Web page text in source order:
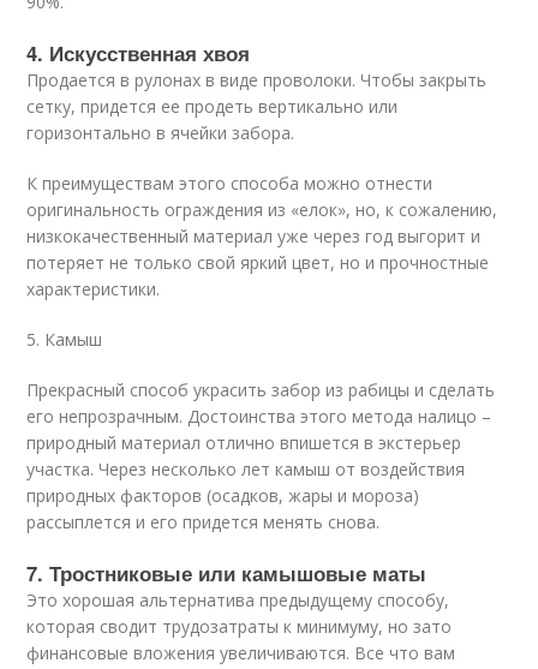
4. Искусственная хвоя
Продается в рулонах в виде проволоки. Чтобы закрыть
сетку, придется ее продеть вертикально или
горизонтально в ячейки забора.
К преимуществам этого способа можно отнести
оригинальность ограждения из «елок», но, к сожалению,
низкокачественный материал уже через год выгорит и
потеряет не только свой яркий цвет, но и прочностные
характеристики.
5. Камыш
Прекрасный способ украсить забор из рабицы и сделать
его непрозрачным. Достоинства этого метода налицо –
природный материал отлично впишется в экстерьер
участка. Через несколько лет камыш от воздействия
природных факторов (осадков, жары и мороза)
рассыплется и его придется менять снова.
7. Тростниковые или камышовые маты
Это хорошая альтернатива предыдущему способу,
которая сводит трудозатраты к минимуму, но зато
финансовые вложения увеличиваются. Все что вам